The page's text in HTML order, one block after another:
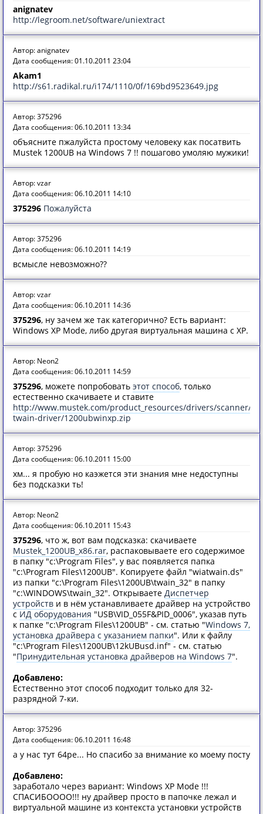
anignatev
http://legroom.net/software/uniextract
Автор: anignatev
Дата сообщения: 01.10.2011 23:04
Akam1
http://s61.radikal.ru/i174/1110/0f/169bd9523649.jpg
Автор: 375296
Дата сообщения: 06.10.2011 13:34
объясните пжалуйста простому человеку как посатвить
Mustek 1200UB на Windows 7 !! пошагово умоляю мужики!
Автор: vzar
Дата сообщения: 06.10.2011 14:10
375296 Пожалуйста
Автор: 375296
Дата сообщения: 06.10.2011 14:19
всмысле невозможно??
Автор: vzar
Дата сообщения: 06.10.2011 14:36
375296, ну зачем же так категорично? Есть вариант:
Windows XP Mode, либо другая виртуальная машина с ХР.
Автор: Neon2
Дата сообщения: 06.10.2011 14:59
375296, можете попробовать этот способ, только
естественно скачиваете и ставите
http://www.mustek.com/product_resources/drivers/scanner/
twain-driver/1200ubwinxp.zip
Автор: 375296
Дата сообщения: 06.10.2011 15:00
хм... я пробую но каэжется эти знания мне недоступны
без подсказки ть!
Автор: Neon2
Дата сообщения: 06.10.2011 15:43
375296, что ж, вот вам подсказка: скачиваете
Mustek_1200UB_x86.rar, распаковываете его содержимое
в папку "c:\Program Files", у вас появляется папка
"c:\Program Files\1200UB". Копируете файл "wiatwain.ds"
из папки "c:\Program Files\1200UB\twain_32" в папку
"c:\WINDOWS\twain_32". Открываете Диспетчер
устройств и в нём устанавливаете драйвер на устройство
с ИД оборудования "USB\VID_055F&PID_0006", указав путь
к папке "c:\Program Files\1200UB" - см. статью "Windows 7,
установка драйвера с указанием папки". Или к файлу
"c:\Program Files\1200UB\12kUBusd.inf" - см. статью
"Принудительная установка драйверов на Windows 7".
Добавлено:
Естественно этот способ подходит только для 32-
разрядной 7-ки.
Автор: 375296
Дата сообщения: 06.10.2011 16:48
а у нас тут 64ре... Но спасибо за внимание ко моему посту
Добавлено:
заработало через вариант: Windows XP Mode !!!
СПАСИБОООО!!! ну драйвер просто в папочке лежал и
виртуальной машине из контекста установки устройств